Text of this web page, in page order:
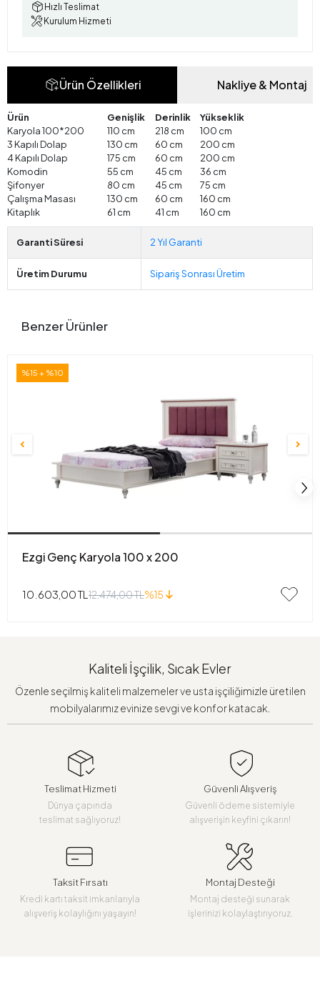
Hızlı Teslimat
Kurulum Hizmeti
Ürün Özellikleri Nakliye & Montaj
Ürün Genişlik Derinlik
Yükseklik
Karyola 100*200
110 cm 218 cm
100 cm
3 Kapılı Dolap
130 cm 60 cm
200 cm
4 Kapılı Dolap
175 cm 60 cm
200 cm
Komodin
55 cm 45 cm
36 cm
Şifonyer
80 cm 45 cm
75 cm
Çalışma Masası
130 cm 60 cm
160 cm
Kitaplık
61 cm 41 cm 160 cm
Garanti Süresi 2 Yıl Garanti
Üretim Durumu Sipariş Sonrası Üretim
Benzer Ürünler
%15 + %10
Ezgi Genç Karyola 100 x 200
10.603,00 TL 12.474,00 TL%15
Kaliteli İşçilik, Sıcak Evler
Özenle seçilmiş kaliteli malzemeler ve usta işçiliğimizle üretilen
mobilyalarımız evinize sevgi ve konfor katacak.
Teslimat Hizmeti
Dünya çapında
teslimat sağlıyoruz!
Güvenli Alışveriş
Güvenli ödeme sistemiyle
alışverişin keyfini çıkarın!
Taksit Fırsatı
Kredi kartı taksit imkanlarıyla
alışveriş kolaylığını yaşayın!
Montaj Desteği
Montaj desteği sunarak
işlerinizi kolaylaştırıyoruz.